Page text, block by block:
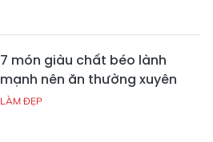
7 món giàu chất béo lành
mạnh nên ăn thường xuyên
LÀM ĐẸP